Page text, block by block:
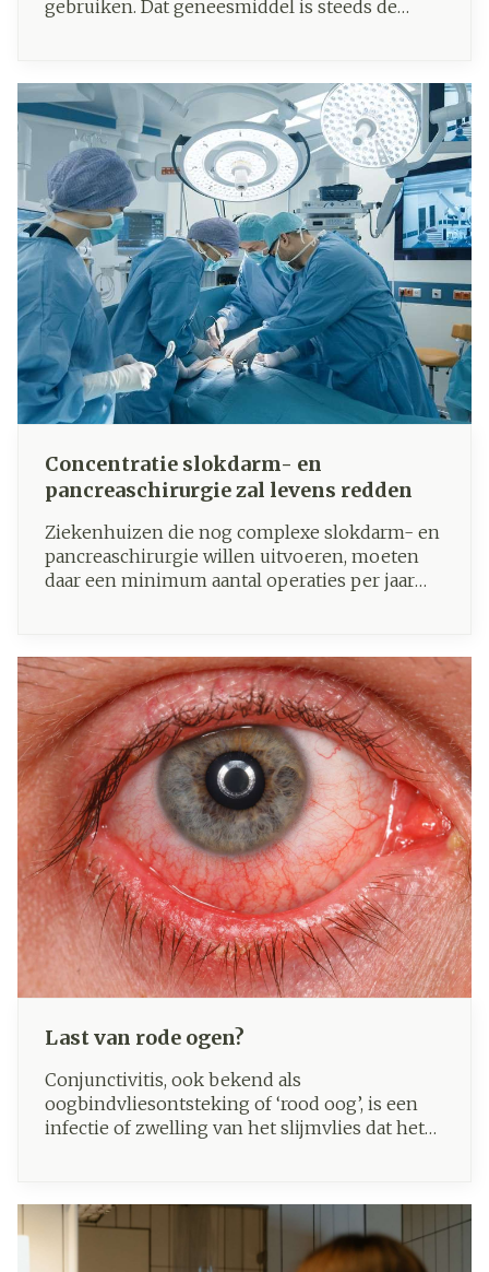
gebruiken. Dat geneesmiddel is steeds de
Concentratie slokdarm- en
pancreaschirurgie zal levens redden
Ziekenhuizen die nog complexe slokdarm- en
pancreaschirurgie willen uitvoeren, moeten
daar een minimum aantal operaties per jaar
feiten spreken voor zich: hoe meer expertise
een ziekenhuis heeft met de behandeling van
slokdarm- of pancreaskanker, hoe meer kans
een patiënt heeft op een succesvolle
behandeling", aldus minister De Block. "Met
deze maatregel zullen we levens redden."
Last van rode ogen?
Conjunctivitis, ook bekend als
oogbindvliesontsteking of ‘rood oog’, is een
infectie of zwelling van het slijmvlies dat het
en raken ze ontstoken. Dit geeft het oog een
rode kleur die vaak op conjunctivitis wijst.